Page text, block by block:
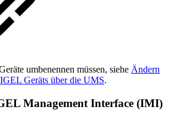
umbenennen müssen, siehe Ändern
Geräts über die UMS.
Management Interface (IMI)